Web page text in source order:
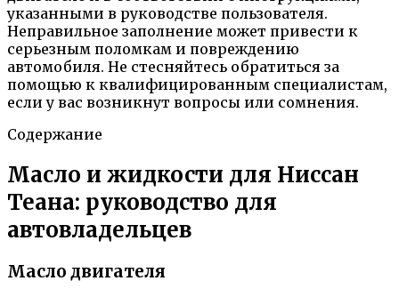
указанными в руководстве пользователя.
Неправильное заполнение может привести к
серьезным поломкам и повреждению
автомобиля. Не стесняйтесь обратиться за
помощью к квалифицированным специалистам,
если у вас возникнут вопросы или сомнения.
Содержание
Масло и жидкости для Ниссан
Теана: руководство для
автовладельцев
Масло двигателя